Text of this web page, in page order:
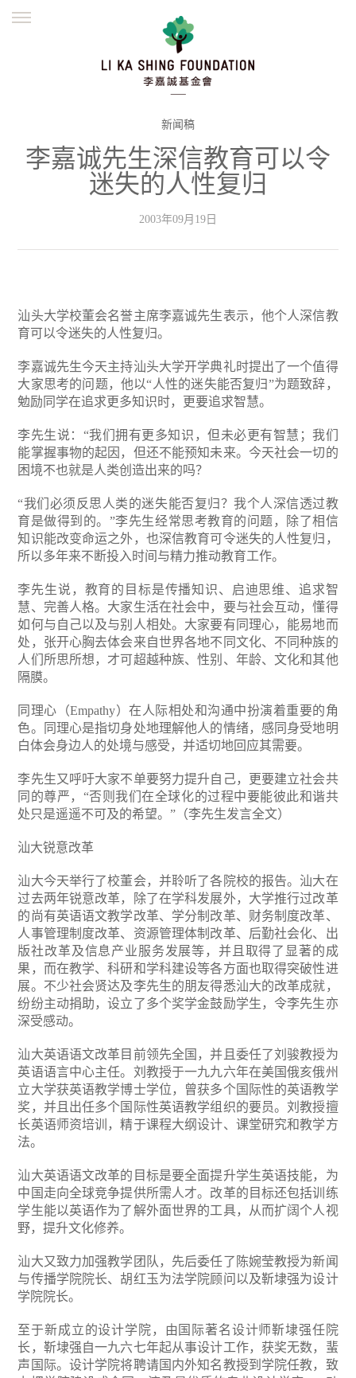
並肩同行
繁體
新闻稿
李嘉诚先生深信教育可以令
迷失的人性复归
2003年09月19日
汕头大学校董会名誉主席李嘉诚先生表示，他个人深信教
育可以令迷失的人性复归。
李嘉诚先生今天主持汕头大学开学典礼时提出了一个值得
大家思考的问题，他以“人性的迷失能否复归”为题致辞，
勉励同学在追求更多知识时，更要追求智慧。
李先生说：“我们拥有更多知识，但未必更有智慧；我们
能掌握事物的起因，但还不能预知未来。今天社会一切的
困境不也就是人类创造出来的吗？
“我们必须反思人类的迷失能否复归？我个人深信透过教
育是做得到的。”李先生经常思考教育的问题，除了相信
知识能改变命运之外，也深信教育可令迷失的人性复归，
所以多年来不断投入时间与精力推动教育工作。
李先生说，教育的目标是传播知识、启迪思维、追求智
慧、完善人格。大家生活在社会中，要与社会互动，懂得
如何与自己以及与别人相处。大家要有同理心，能易地而
处，张开心胸去体会来自世界各地不同文化、不同种族的
人们所思所想，才可超越种族、性别、年龄、文化和其他
隔膜。
同理心（Empathy）在人际相处和沟通中扮演着重要的角
色。同理心是指切身处地理解他人的情绪，感同身受地明
白体会身边人的处境与感受，并适切地回应其需要。
李先生又呼吁大家不单要努力提升自己，更要建立社会共
同的尊严，“否则我们在全球化的过程中要能彼此和谐共
处只是遥遥不可及的希望。”（李先生发言全文）
汕大锐意改革
汕大今天举行了校董会，并聆听了各院校的报告。汕大在
过去两年锐意改革，除了在学科发展外，大学推行过改革
的尚有英语语文教学改革、学分制改革、财务制度改革、
人事管理制度改革、资源管理体制改革、后勤社会化、出
版社改革及信息产业服务发展等，并且取得了显著的成
果，而在教学、科研和学科建设等各方面也取得突破性进
展。不少社会贤达及李先生的朋友得悉汕大的改革成就，
纷纷主动捐助，设立了多个奖学金鼓励学生，令李先生亦
深受感动。
汕大英语语文改革目前领先全国，并且委任了刘骏教授为
英语语言中心主任。刘教授于一九九六年在美国俄亥俄州
立大学获英语教学博士学位，曾获多个国际性的英语教学
奖，并且出任多个国际性英语教学组织的要员。刘教授擅
长英语师资培训，精于课程大纲设计、课堂研究和教学方
法。
汕大英语语文改革的目标是要全面提升学生英语技能，为
中国走向全球竞争提供所需人才。改革的目标还包括训练
学生能以英语作为了解外面世界的工具，从而扩阔个人视
野，提升文化修养。
汕大又致力加强教学团队，先后委任了陈婉莹教授为新闻
与传播学院院长、胡红玉为法学院顾问以及靳埭强为设计
学院院长。
至于新成立的设计学院，由国际著名设计师靳埭强任院
长，靳埭强自一九六七年起从事设计工作，获奖无数，蜚
声国际。设计学院将聘请国内外知名教授到学院任教，致